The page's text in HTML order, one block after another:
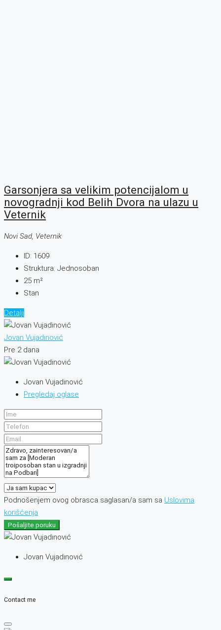
Garsonjera sa velikim potencijalom u
novogradnji kod Belih Dvora na ulazu u
Veternik
Novi Sad, Veternik
ID: 1609
Struktura: Jednosoban
25 m²
Stan
Detalji
Jovan Vujadinović
Pre 2 dana
Jovan Vujadinović
Pregledaj oglase
Podnošenjem ovog obrasca saglasan/a sam sa Uslovima
korišćenja
Pošaljite poruku
Jovan Vujadinović
Contact me